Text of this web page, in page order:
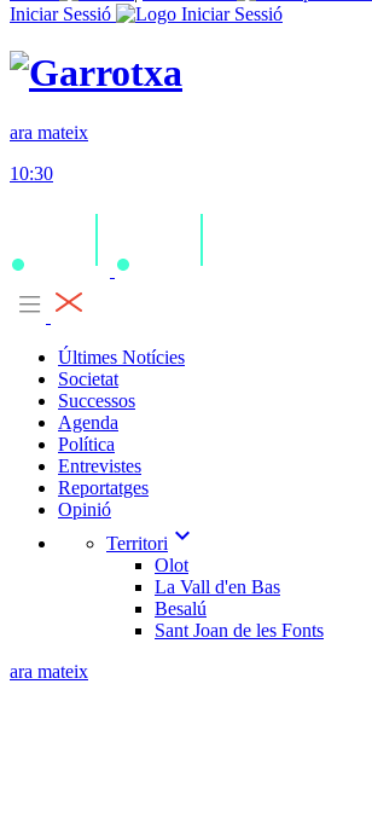
Iniciar Sessió
ara mateix
10:30
Últimes Notícies
Societat
Successos
Agenda
Política
Entrevistes
Reportatges
Opinió
Territori expand_more
Olot
La Vall d'en Bas
Besalú
Sant Joan de les Fonts
ara mateix